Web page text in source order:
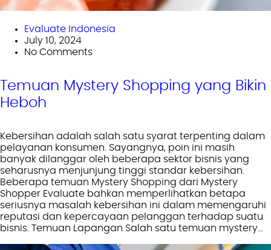
Evaluate Indonesia
July 10, 2024
No Comments
Temuan Mystery Shopping yang Bikin
Heboh
Kebersihan adalah salah satu syarat terpenting dalam
pelayanan konsumen. Sayangnya, poin ini masih
banyak dilanggar oleh beberapa sektor bisnis yang
seharusnya menjunjung tinggi standar kebersihan.
Beberapa temuan Mystery Shopping dari Mystery
Shopper Evaluate bahkan memperlihatkan betapa
seriusnya masalah kebersihan ini dalam memengaruhi
reputasi dan kepercayaan pelanggan terhadap suatu
bisnis. Temuan Lapangan Salah satu temuan mystery…